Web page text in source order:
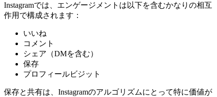
Instagramでは、エンゲージメントは以下を含むかなりの相互
作用で構成されます：
いいね
コメント
シェア（DMを含む）
保存
プロフィールビジット
保存と共有は、Instagramのアルゴリズムにとって特に価値が